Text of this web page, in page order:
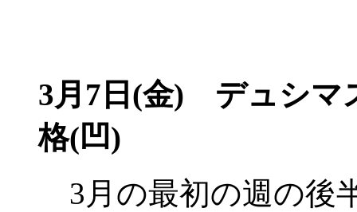
3月7日(金) デュシマ
格(凹)
3月の最初の週の後